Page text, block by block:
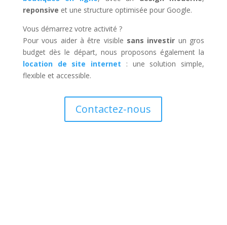
reponsive et une structure optimisée pour Google.
Vous démarrez votre activité ?
Pour vous aider à être visible sans investir un gros
budget dès le départ, nous proposons également la
location de site internet : une solution simple,
flexible et accessible.
Contactez-nous